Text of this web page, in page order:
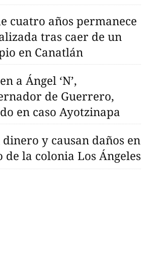
cuatro años permanece
tras caer de un
en Canatlán
a Ángel ‘N’,
de Guerrero,
en caso Ayotzinapa
dinero y causan daños en
de la colonia Los Ángeles